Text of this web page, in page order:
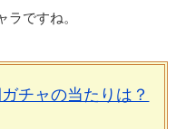
ですね。
チャの当たりは？